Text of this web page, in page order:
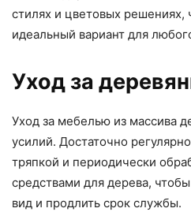
стилях и цветовых решениях,
идеальный вариант для
Уход за
Уход за мебелью из массива
усилий. Достаточно
тряпкой и периодически
средствами для дерева,
вид и продлить срок службы.